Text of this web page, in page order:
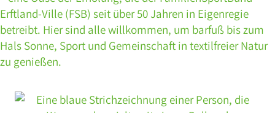
Erftland-Ville (FSB) seit über 50 Jahren in Eigenregie
betreibt. Hier sind alle willkommen, um barfuß bis zum
Hals Sonne, Sport und Gemeinschaft in textilfreier Natur
zu genießen.